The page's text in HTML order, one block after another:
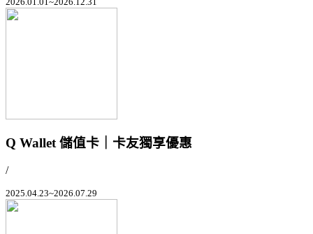
Q Wallet 儲值卡｜卡友獨享優惠
/
2025.04.23~2026.07.29